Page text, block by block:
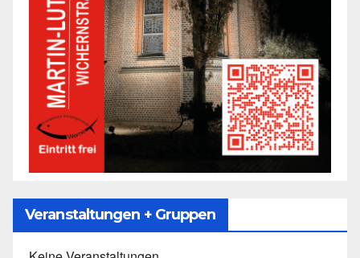
Veranstaltungen + Gruppen